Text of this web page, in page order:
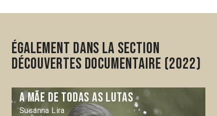
Également dans la section
Découvertes Documentaire (2022)
A Mãe de todas as lutas
Susanna Lira